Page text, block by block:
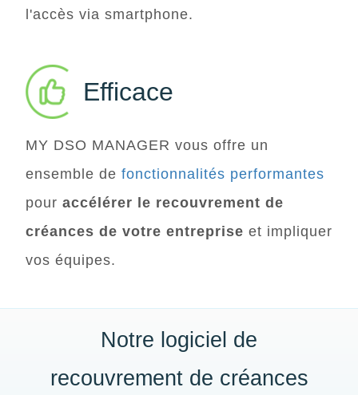
l'accès via smartphone.
Efficace
MY DSO MANAGER vous offre un
ensemble de fonctionnalités performantes
pour accélérer le recouvrement de
créances de votre entreprise et impliquer
vos équipes.
Notre logiciel de
recouvrement de créances